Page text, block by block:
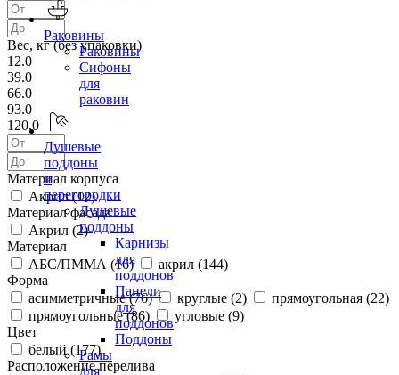
Раковины
Раковины
Сифоны
для
раковин
Душевые
поддоны
и
перегородки
Душевые
поддоны
Карнизы
для
поддонов
Панели
для
поддонов
Поддоны
Рамы
для
Вес, кг (без упаковки)
12.0
39.0
66.0
93.0
120.0
Материал корпуса
Акрил (12)
Материал фасада
Акрил (2)
Материал
АБС/ПММА (16) акрил (144)
Форма
асимметричные (76) круглые (2) прямоугольная (22)
прямоугольные (86) угловые (9)
Цвет
белый (177)
Расположение перелива